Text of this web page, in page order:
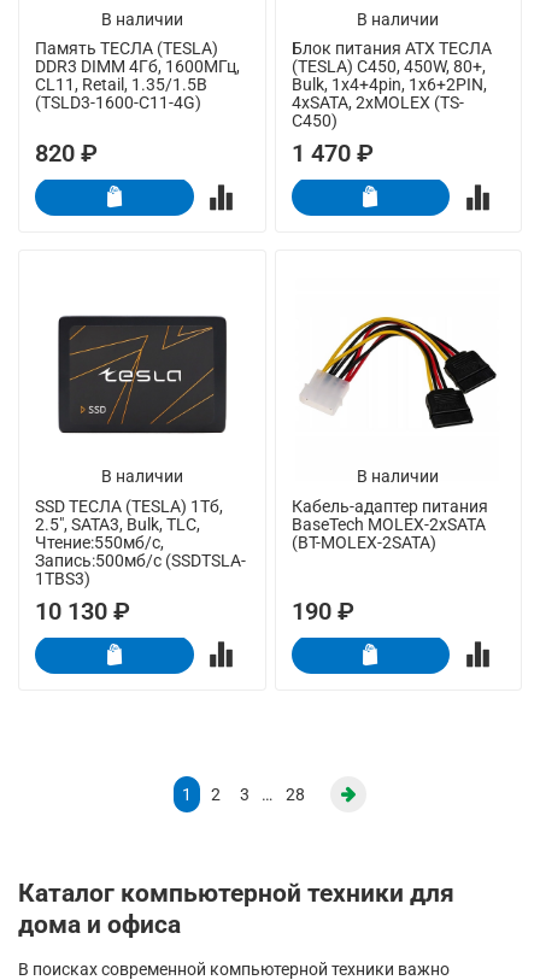
В наличии
Память ТЕСЛА (TESLA)
DDR3 DIMM 4Гб, 1600МГц,
CL11, Retail, 1.35/1.5В
(TSLD3-1600-C11-4G)
820 ₽
В наличии
Блок питания ATX ТЕСЛА
(TESLA) C450, 450W, 80+,
Bulk, 1x4+4pin, 1x6+2PIN,
4xSATA, 2xMOLEX (TS-
C450)
1 470 ₽
В наличии
SSD ТЕСЛА (TESLA) 1Тб,
2.5", SATA3, Bulk, TLC,
Чтение:550мб/с,
Запись:500мб/с (SSDTSLA-
1TBS3)
10 130 ₽
В наличии
Кабель-адаптер питания
BaseTech MOLEX-2xSATA
(BT-MOLEX-2SATA)
190 ₽
1 2 3 … 28
Каталог компьютерной техники для
дома и офиса
В поисках современной компьютерной техники важно